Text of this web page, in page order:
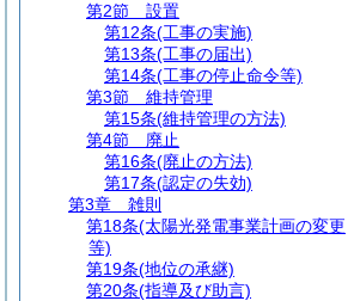
第2節
設置
第12条(工事の実施)
第13条(工事の届出)
第14条(工事の停止命令等)
第3節
維持管理
第15条(維持管理の方法)
第4節
廃止
第16条(廃止の方法)
第17条(認定の失効)
第3章
雑則
第18条(太陽光発電事業計画の変更
等)
第19条(地位の承継)
第20条(指導及び助言)